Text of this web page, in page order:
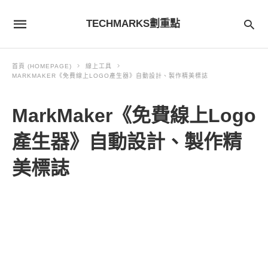
TECHMARKS劃重點
首頁 (HOMEPAGE)
線上工具
MARKMAKER《免費線上LOGO產生器》自動設計、製作精美標誌
MarkMaker《免費線上Logo
產生器》自動設計、製作精
美標誌